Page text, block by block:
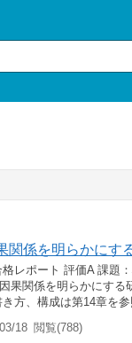
係を明らかにす
レポート 評価A 課題
果関係を明らかにす
方、構成は第14章を
18 閲覧(788)